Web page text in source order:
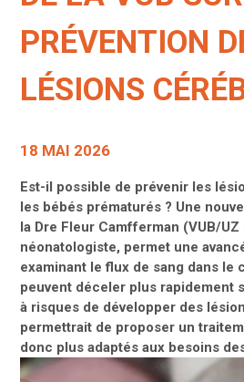
PRÉVENTION
LÉSIONS
18 MAI 2026
Est-il possible de prévenir les
les bébés prématurés ? Une
la Dre Fleur Camfferman (VUB/
néonatologiste, permet une
examinant le flux de sang dans le
peuvent déceler plus rapidement
à risques de développer des
permettrait de proposer un
donc plus adaptés aux besoins